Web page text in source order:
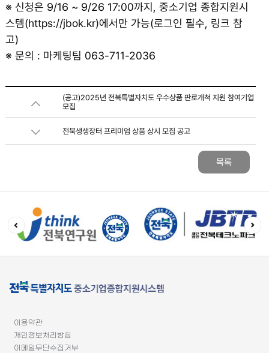
※ 신청은 9/16 ~ 9/26 17:00까지, 중소기업 종합지원시
스템(https://jbok.kr)에서만 가능(로그인 필수, 링크 참
고)
※ 문의 : 마케팅팀 063-711-2036
(공고)2025년 전북특별자치도 우수상품 판로개척 지원 참여기업
모집
전북생생장터 프리미엄 상품 상시 모집 공고
목록
이용약관
개인정보처리방침
이메일무단수집거부